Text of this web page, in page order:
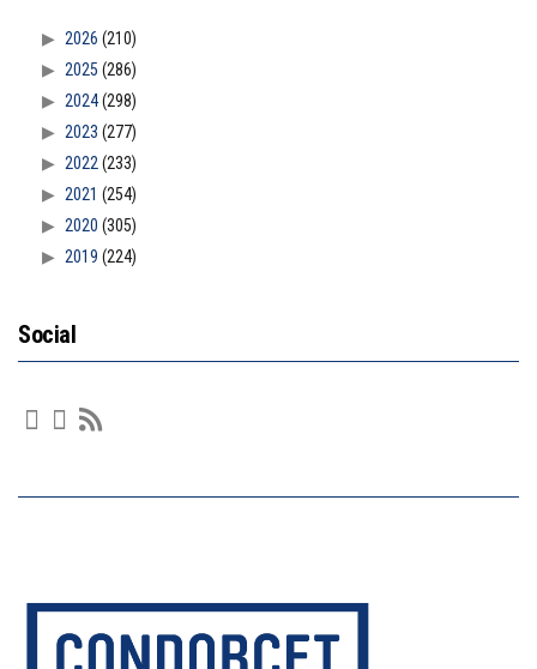
2026 (210)
2025 (286)
2024(298)
2023 (277)
2022(233)
2021 (254)
2020 (305)
2019 (224)
Social